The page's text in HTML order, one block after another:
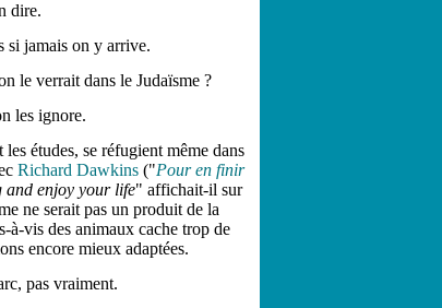
dire.
si jamais on y arrive.
le verrait dans le Judaïsme ?
les ignore.
études, se réfugient même dans
Richard Dawkins("Pour en finir
and enjoy your life" affichait-il sur
ne serait pas un produit de la
vis des animaux cache trop de
encore mieux adaptées.
pas vraiment.